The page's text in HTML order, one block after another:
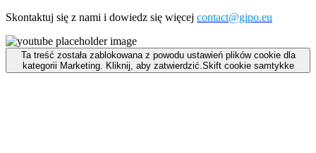
Skontaktuj się z nami i dowiedz się więcej contact@gipo.eu
Ta treść została zablokowana z powodu ustawień plików cookie dla
kategorii Marketing. Kliknij, aby zatwierdzić. Skift cookie samtykke